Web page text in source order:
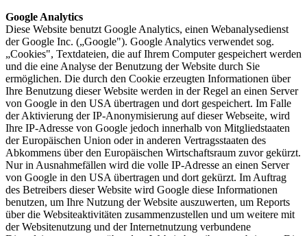
Google Analytics
Diese Website benutzt Google Analytics, einen Webanalysedienst
der Google Inc. („Google"). Google Analytics verwendet sog.
„Cookies", Textdateien, die auf Ihrem Computer gespeichert werden
und die eine Analyse der Benutzung der Website durch Sie
ermöglichen. Die durch den Cookie erzeugten Informationen über
Ihre Benutzung dieser Website werden in der Regel an einen Server
von Google in den USA übertragen und dort gespeichert. Im Falle
der Aktivierung der IP-Anonymisierung auf dieser Webseite, wird
Ihre IP-Adresse von Google jedoch innerhalb von Mitgliedstaaten
der Europäischen Union oder in anderen Vertragsstaaten des
Abkommens über den Europäischen Wirtschaftsraum zuvor gekürzt.
Nur in Ausnahmefällen wird die volle IP-Adresse an einen Server
von Google in den USA übertragen und dort gekürzt. Im Auftrag
des Betreibers dieser Website wird Google diese Informationen
benutzen, um Ihre Nutzung der Website auszuwerten, um Reports
über die Websiteaktivitäten zusammenzustellen und um weitere mit
der Websitenutzung und der Internetnutzung verbundene